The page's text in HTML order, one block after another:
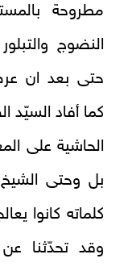
مطروحة
النضوج
حتى بعد ان
كما أفاد السيّد
الحاشية على
بل وحتى
كلماته كانوا
وقد تحدّثنا